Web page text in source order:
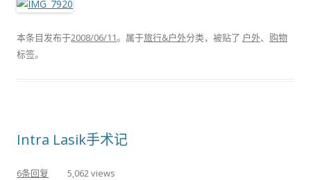
本条目发布于2008/06/11。属于旅行&户外分类，被贴了 户外、 购物
标签。
Intra Lasik手术记
6条回复 5,062 views